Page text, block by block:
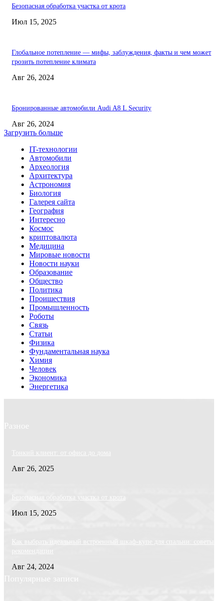
Безопасная обработка участка от крота
Июл 15, 2025
Глобальное потепление — мифы, заблуждения, факты и чем может
грозить потепление климата
Авг 26, 2024
Бронированные автомобили Audi A8 L Security
Авг 26, 2024
Загрузить больше
IT-технологии
Автомобили
Археология
Архитектура
Астрономия
Биология
Галерея сайта
География
Интересно
Космос
криптовалюта
Медицина
Мировые новости
Новости науки
Образование
Общество
Политика
Проишествия
Промышленность
Роботы
Связь
Статьи
Физика
Фундаментальная наука
Химия
Человек
Экономика
Энергетика
Разное
Тонкий клиент: от офиса до дома
Авг 26, 2025
Безопасная обработка участка от крота
Июл 15, 2025
Как выбрать идеальный встроенный шкаф-купе для спальни: советы
рекомендации
Авг 24, 2024
Популярные записи